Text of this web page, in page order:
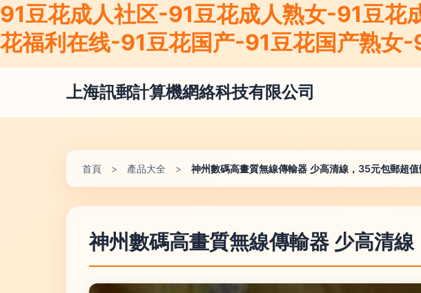
91豆花成人社区-91豆花成人熟女-91豆
花福利在线-91豆花国产-91豆花国产熟女-
上海訊郵計算機網絡科技有限公司
首頁 > 產品大全 > 神州數碼高畫質無線傳輸器 少高清線，35元包郵超值
神州數碼高畫質無線傳輸器 少高清